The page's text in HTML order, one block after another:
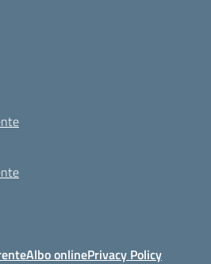
Albo onlinePrivacy Policy